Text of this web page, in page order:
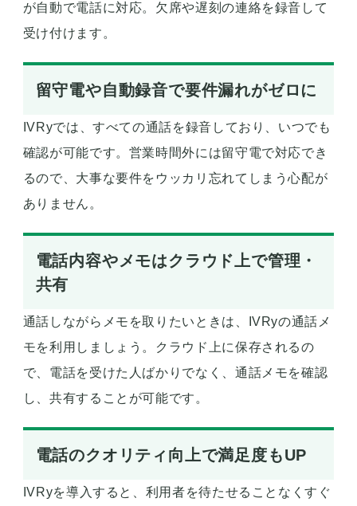
が自動で電話に対応。欠席や遅刻の連絡を録音して
受け付けます。
留守電や自動録音で要件漏れがゼロに
IVRyでは、すべての通話を録音しており、いつでも
確認が可能です。営業時間外には留守電で対応でき
るので、大事な要件をウッカリ忘れてしまう心配が
ありません。
電話内容やメモはクラウド上で管理・
共有
通話しながらメモを取りたいときは、IVRyの通話メ
モを利用しましょう。クラウド上に保存されるの
で、電話を受けた人ばかりでなく、通話メモを確認
し、共有することが可能です。
電話のクオリティ向上で満足度もUP
IVRyを導入すると、利用者を待たせることなくすぐ